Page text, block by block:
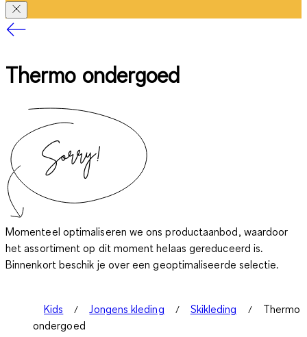
Thermo ondergoed
Momenteel optimaliseren we ons productaanbod, waardoor
het assortiment op dit moment helaas gereduceerd is.
Binnenkort beschik je over een geoptimaliseerde selectie.
Kids Jongens kleding Skikleding
Thermo
ondergoed